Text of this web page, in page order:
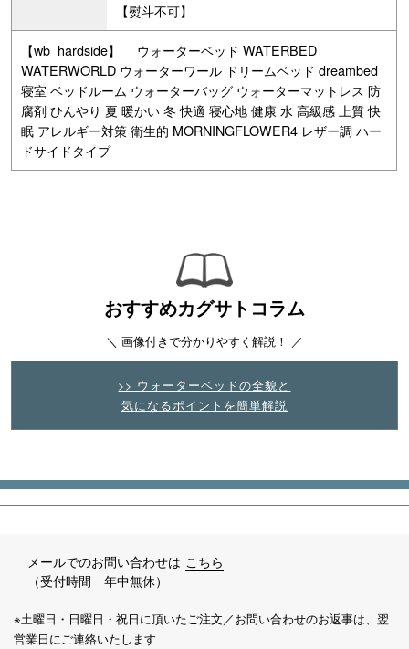
【熨斗不可】
【wb_hardside】 ウォーターベッド WATERBED
WATERWORLD ウォーターワール ドリームベッド dreambed
寝室 ベッドルーム ウォーターバッグ ウォーターマットレス 防
腐剤 ひんやり 夏 暖かい 冬 快適 寝心地 健康 水 高級感 上質 快
眠 アレルギー対策 衛生的 MORNINGFLOWER4 レザー調 ハー
ドサイドタイプ
おすすめカグサトコラム
＼ 画像付きで分かりやすく解説！ ／
>> ウォーターベッドの全貌と
気になるポイントを簡単解説
メールでのお問い合わせは こちら
（受付時間 年中無休）
※土曜日・日曜日・祝日に頂いたご注文／お問い合わせのお返事は、翌
営業日にご連絡いたします